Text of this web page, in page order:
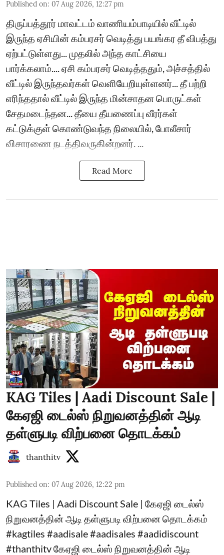
Published on: 07 Aug 2026, 12:27 pm
திருப்பத்தூர் மாவட்டம் வாணியம்பாடியில் வீட்டில்
இருந்த ஏசியின் கம்பரசர் வெடித்து பயங்கர தீ விபத்து
ஏற்பட்டுள்ளது... முதலில் அந்த காட்சியை
பார்க்கலாம்.... ஏசி கம்பரசர் வெடித்ததும், அச்சத்தில்
வீட்டில் இருந்தவர்கள் வெளியேறியுள்ளனர்... தீ பற்றி
எரிந்ததால் வீட்டில் இருந்த மின்சாதன பொருட்கள்
சேதமடைந்தன... தீயை தீயணைப்பு வீரர்கள்
கட்டுக்குள் கொண்டுவந்த நிலையில், போலீசார்
விசாரணை நடத்திவருகின்றனர். ...
Read More
KAG Tiles | Aadi Discount Sale |
கேஏஜி டைல்ஸ் நிறுவனத்தின் ஆடி
தள்ளுபடி விற்பனை தொடக்கம்
thanthitv
Published on: 07 Aug 2026, 12:22 pm
KAG Tiles | Aadi Discount Sale | கேஏஜி டைல்ஸ்
நிறுவனத்தின் ஆடி தள்ளுபடி விற்பனை தொடக்கம்
#kagtiles #aadisale #aadisales #aadidiscount
#thanthitv கேஏஜி டைல்ஸ் நிறுவனத்தின் ஆடி